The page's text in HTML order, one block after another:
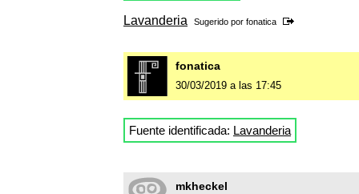
Lavanderia Sugerido por fonatica
fonatica
30/03/2019 a las 17:45
Fuente identificada: Lavanderia
mkheckel